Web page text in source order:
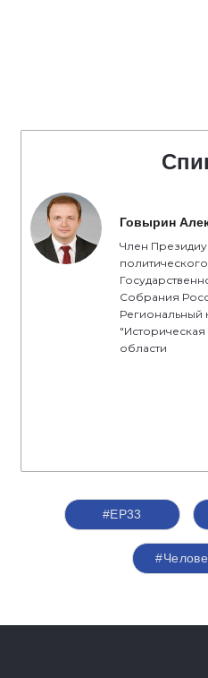
Говырин
Член
Собрания
области
#ЕР33